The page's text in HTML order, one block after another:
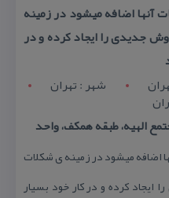
آنها اضافه میشود در زمینه
جدیدی را ایجاد كرده و در
شهر : تهران
الهیه، طبقه همكف، واحد
اضافه میشود در زمینه ی شكلات
كرده و در كار خود بسیار